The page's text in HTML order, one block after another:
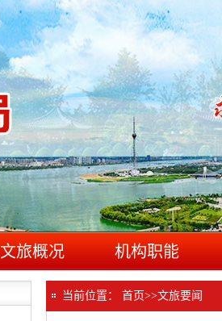
文旅概况 机构职能
当前位置： 首页>>文旅要闻